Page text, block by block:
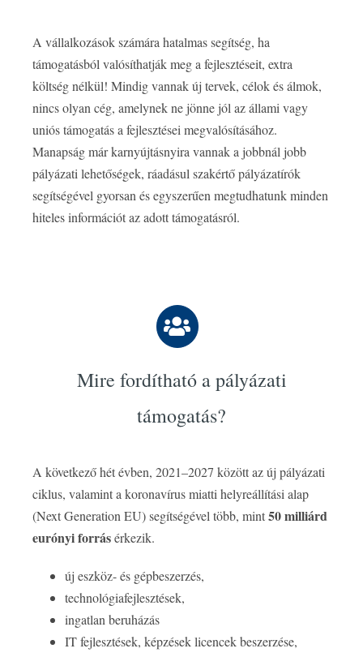
A vállalkozások számára hatalmas segítség, ha
támogatásból valósíthatják meg a fejlesztéseit, extra
költség nélkül! Mindig vannak új tervek, célok és álmok,
nincs olyan cég, amelynek ne jönne jól az állami vagy
uniós támogatás a fejlesztései megvalósításához.
Manapság már karnyújtásnyira vannak a jobbnál jobb
pályázati lehetőségek, ráadásul szakértő pályázatírók
segítségével gyorsan és egyszerűen megtudhatunk minden
hiteles információt az adott támogatásról.
Mire fordítható a pályázati
támogatás?
A következő hét évben, 2021–2027 között az új pályázati
ciklus, valamint a koronavírus miatti helyreállítási alap
(Next Generation EU) segítségével több, mint50 milliárd
eurónyi forrásérkezik.
új eszköz- és gépbeszerzés,
technológiafejlesztések,
ingatlan beruházás
IT fejlesztések, képzések licencek beszerzése,